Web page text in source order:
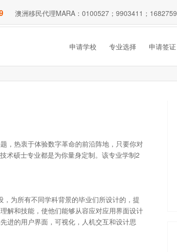
澳洲移民代理MARA：0100527；9903411；1682759
申请学校 专业选择 申请签证
，热衷于体验数字革命的前沿阵地，只要你对
术硕士专业都是为你量身定制。该专业学制2
为所有不同学科背景的毕业们所设计的，提
解和技能，使他们能够从容应对应用界面设计
进的用户界面，可视化，人机交互和设计思